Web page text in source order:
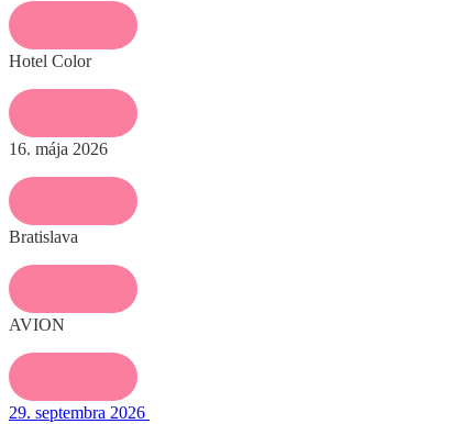
Hotel Color
16. mája 2026
Bratislava
AVION
29. septembra 2026